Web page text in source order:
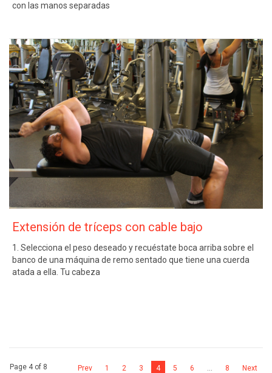
con las manos separadas
Extensión de tríceps con cable bajo
1. Selecciona el peso deseado y recuéstate boca arriba sobre el
banco de una máquina de remo sentado que tiene una cuerda
atada a ella. Tu cabeza
Page 4 of 8 Prev 1 2 3 4 5 6 … 8 Next